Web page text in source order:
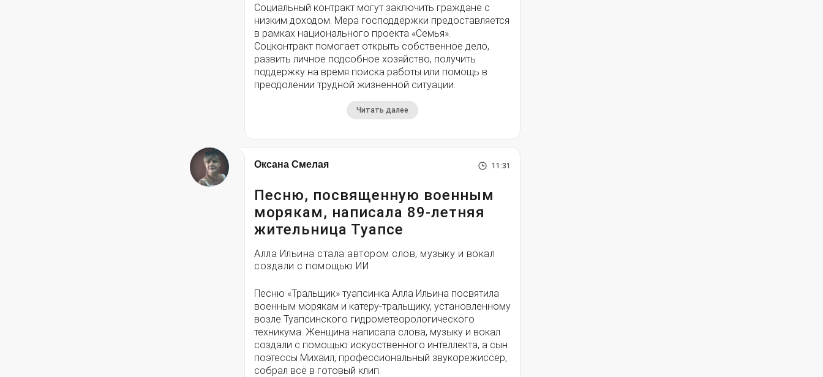
Социальный контракт могут заключить граждане с
низким доходом. Мера господдержки предоставляется
в рамках национального проекта «Семья».
Соцконтракт помогает открыть собственное дело,
развить личное подсобное хозяйство, получить
поддержку на время поиска работы или помощь в
преодолении трудной жизненной ситуации.
Читать далее
Оксана Смелая 11:31
Песню, посвященную военным
морякам, написала 89-летняя
жительница Туапсе
Алла Ильина стала автором слов, музыку и вокал
создали с помощью ИИ
Песню «Тральщик» туапсинка Алла Ильина посвятила
военным морякам и катеру-тральщику, установленному
возле Туапсинского гидрометеорологического
техникума. Женщина написала слова, музыку и вокал
создали с помощью искусственного интеллекта, а сын
поэтессы Михаил, профессиональный звукорежиссёр,
собрал всё в готовый клип.